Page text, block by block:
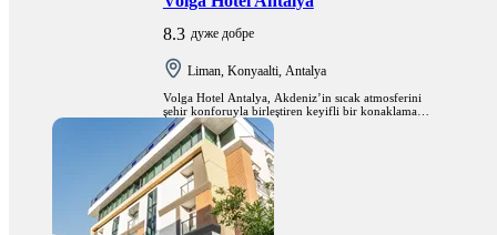
дуже добре
8.3
Liman, Konyaalti, Antalya
Volga Hotel Antalya, Akdeniz’in sıcak atmosferini
şehir konforuyla birleştiren keyifli bir konaklama
alternatifi sunmaktadır.